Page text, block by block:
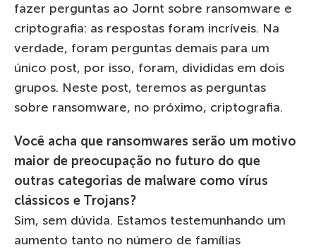
fazer perguntas ao Jornt sobre ransomware e
criptografia: as respostas foram incríveis. Na
verdade, foram perguntas demais para um
único post, por isso, foram, divididas em dois
grupos. Neste post, teremos as perguntas
sobre ransomware, no próximo, criptografia.
Você acha que ransomwares serão um motivo
maior de preocupação no futuro do que
outras categorias de malware como vírus
clássicos e Trojans?
Sim, sem dúvida. Estamos testemunhando um
aumento tanto no número de famílias